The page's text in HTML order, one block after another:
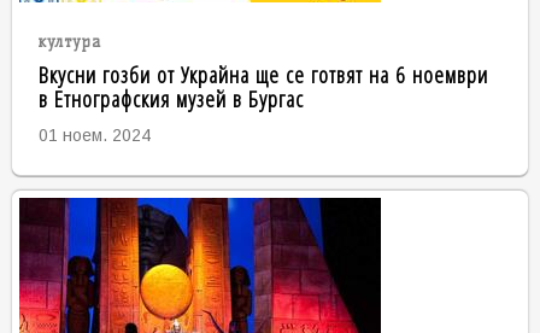
култура
Вкусни гозби от Украйна ще се готвят на 6 ноември
в Етнографския музей в Бургас
01 ноем. 2024